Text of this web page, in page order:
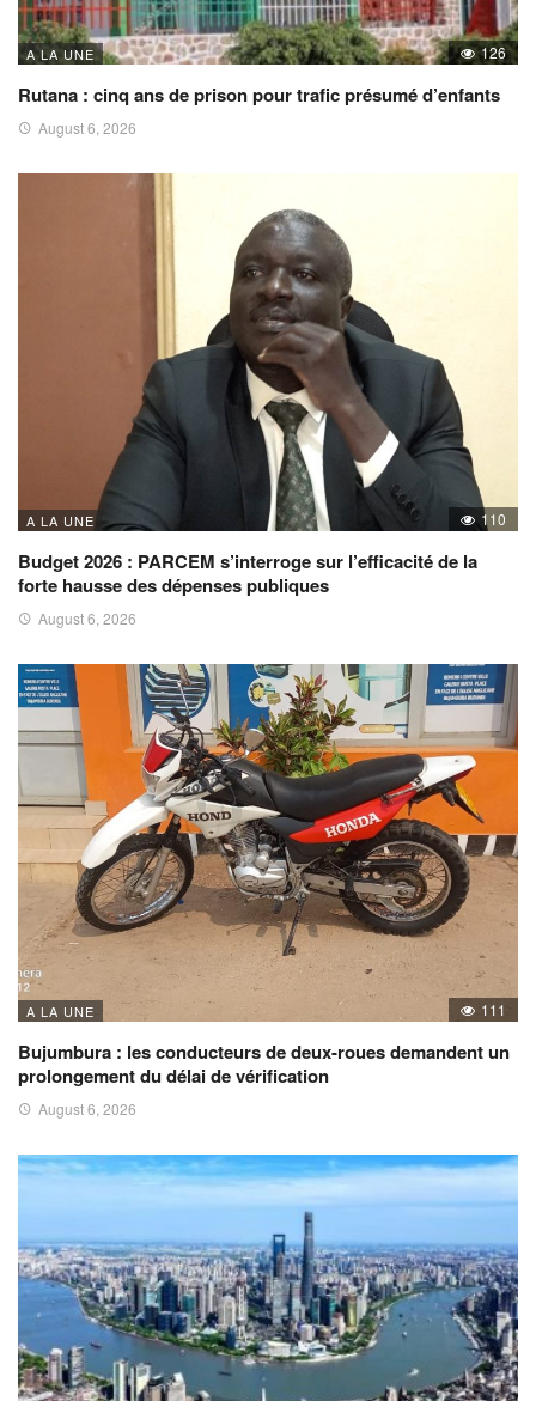
A LA UNE 126
Rutana : cinq ans de prison pour trafic présumé d’enfants
August 6, 2026
A LA UNE 110
Budget 2026 : PARCEM s’interroge sur l’efficacité de la
forte hausse des dépenses publiques
August 6, 2026
A LA UNE 111
Bujumbura : les conducteurs de deux-roues demandent un
prolongement du délai de vérification
August 6, 2026